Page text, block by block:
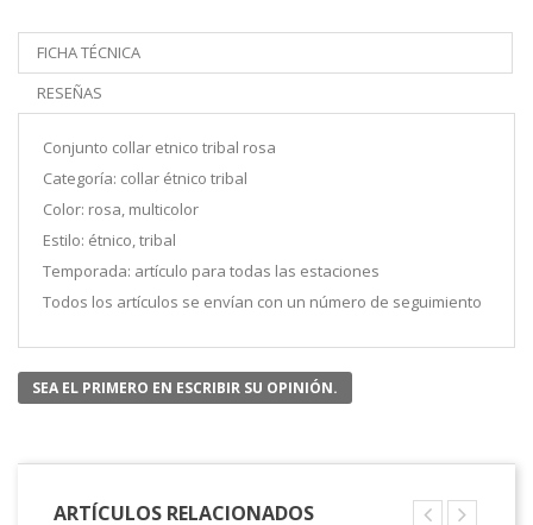
FICHA TÉCNICA
RESEÑAS
Conjunto collar etnico tribal rosa
Categoría: collar étnico tribal
Color: rosa, multicolor
Estilo: étnico, tribal
Temporada: artículo para todas las estaciones
Todos los artículos se envían con un número de seguimiento
SEA EL PRIMERO EN ESCRIBIR SU OPINIÓN.
ARTÍCULOS RELACIONADOS